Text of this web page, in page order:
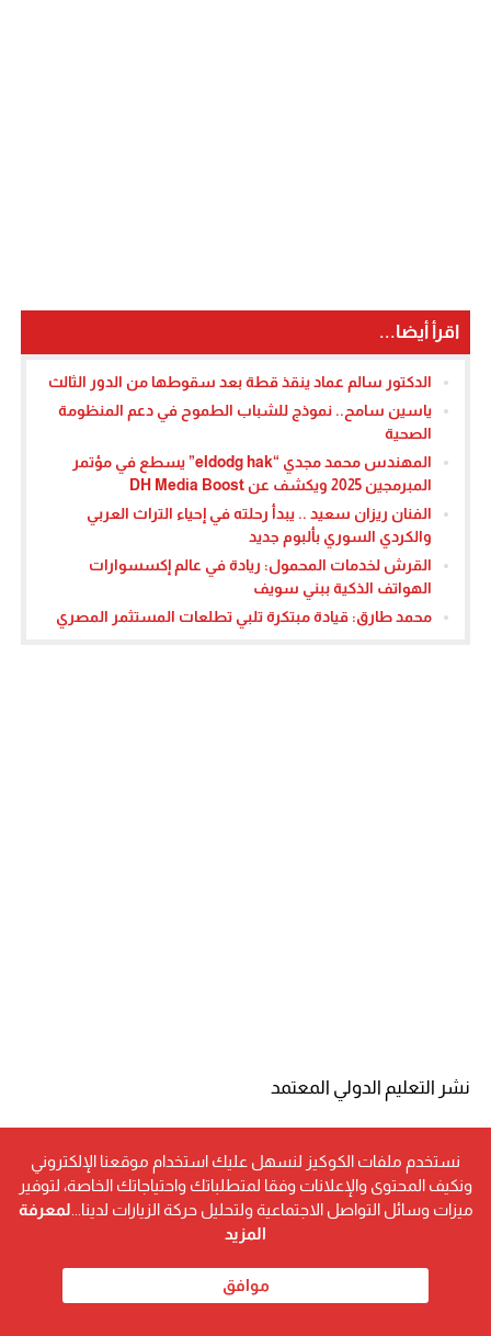
اقرأ أيضا...
الدكتور سالم عماد ينقذ قطة بعد سقوطها من الدور الثالث
ياسين سامح.. نموذج للشباب الطموح في دعم المنظومة
الصحية
المهندس محمد مجدي “eldodg hak” يسطع في مؤتمر
المبرمجين 2025 ويكشف عن DH Media Boost
الفنان ريزان سعيد .. يبدأ رحلته في إحياء التراث العربي
والكردي السوري بألبوم جديد
القرش لخدمات المحمول: ريادة في عالم إكسسوارات
الهواتف الذكية ببني سويف
محمد طارق: قيادة مبتكرة تلبي تطلعات المستثمر المصري
نشر التعليم الدولي المعتمد
دعم التحول الرقمي في التعليم
بناء جسور معرفية بين مختلف دول العالم
وأكدت إدارة الجامعة أن المرحلة المقبلة ستشهد توسعًا أكبر
نستخدم ملفات الكوكيز لنسهل عليك استخدام موقعنا الإلكتروني
ونكيف المحتوى والإعلانات وفقا لمتطلباتك واحتياجاتك الخاصة، لتوفير
ميزات وسائل التواصل الاجتماعية ولتحليل حركة الزيارات لدينا... لمعرفة
المزيد
موافق